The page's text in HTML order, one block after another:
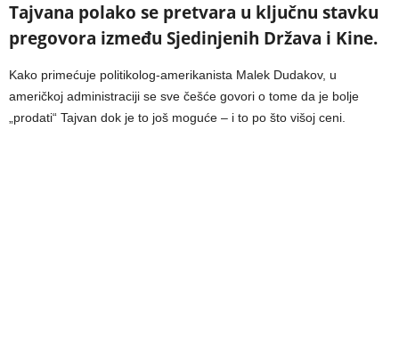
Tajvana polako se pretvara u ključnu stavku
pregovora između Sjedinjenih Država i Kine.
Kako primećuje politikolog-amerikanista Malek Dudakov, u
američkoj administraciji se sve češće govori o tome da je bolje
„prodati“ Tajvan dok je to još moguće – i to po što višoj ceni.